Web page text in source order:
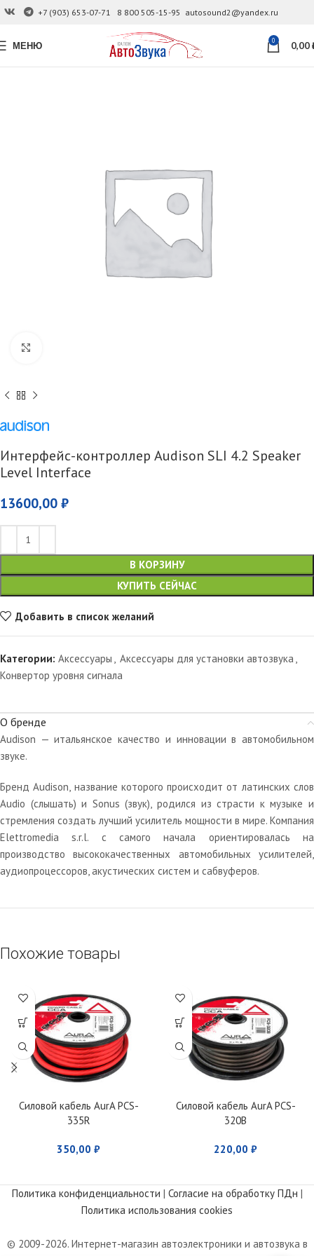
+7 (903) 653-07-71 8 800 505-15-95 autosound2@yandex.ru
МЕНЮ 0 0,00
Интерфейс-контроллер Audison SLI 4.2 Speaker
Level Interface
13600,00 ₽
В КОРЗИНУ
КУПИТЬ СЕЙЧАС
Добавить в список желаний
Категории: Аксессуары , Аксессуары для установки автозвука ,
Конвертор уровня сигнала
О бренде
Audison — итальянское качество и инновации в автомобильном
звуке.
Бренд Audison, название которого происходит от латинских слов
Audio (слышать) и Sonus (звук), родился из страсти к музыке и
стремления создать лучший усилитель мощности в мире. Компания
Elettromedia s.r.l. с самого начала ориентировалась на
производство высококачественных автомобильных усилителей,
аудиопроцессоров, акустических систем и сабвуферов.
Похожие товары
Силовой кабель AurA PCS-
335R
350,00 ₽
Силовой кабель AurA PCS-
320B
220,00 ₽
Политика конфиденциальности | Согласие на обработку ПДн |
Политика использования cookies
© 2009-2026. Интернет-магазин автоэлектроники и автозвука в